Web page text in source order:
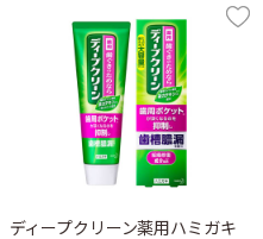
ディープクリーン薬用ハミガキ